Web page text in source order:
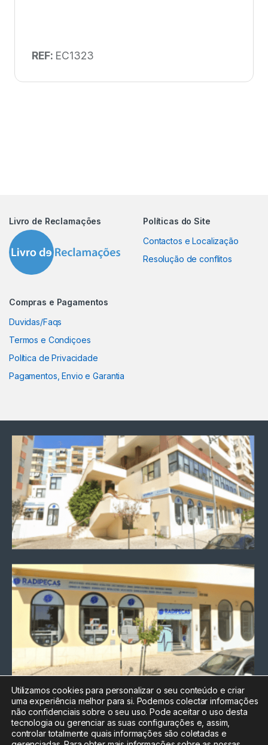
REF: EC1323
Livro de Reclamações
Políticas do Site
Contactos e Localização
Resolução de conflitos
Compras e Pagamentos
Duvidas/Faqs
Termos e Condiçoes
Política de Privacidade
Pagamentos, Envio e Garantia
Chamada para a rede fixa
nacional
Electrónica:212
Utilizamos cookies para personalizar o seu conteúdo e criar
uma experiência melhor para si. Podemos colectar informações
não confidenciais sobre o seu uso. Pode aceitar o uso desta
tecnologia ou gerenciar as suas configurações e, assim,
controlar totalmente quais informações são coletadas e